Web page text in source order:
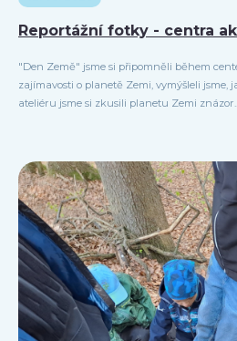
Reportážní fotky - centra
"Den Země" jsme si připomněli během
zajímavosti o planetě Zemi, vymýšleli jsme,
ateliéru jsme si zkusili planetu Zemi